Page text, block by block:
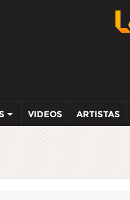
VIDEOS ARTISTAS